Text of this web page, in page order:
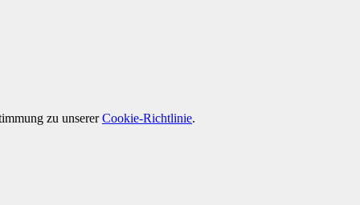
zu unsererCookie-Richtlinie.